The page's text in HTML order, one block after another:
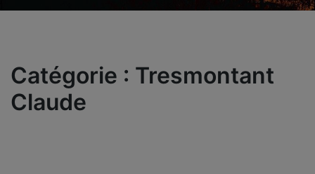
Catégorie : Tresmontant
Claude